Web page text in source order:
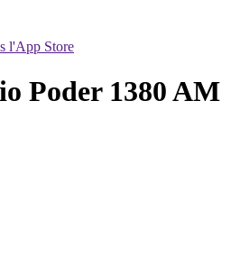
l'App Store
Poder 1380 AM